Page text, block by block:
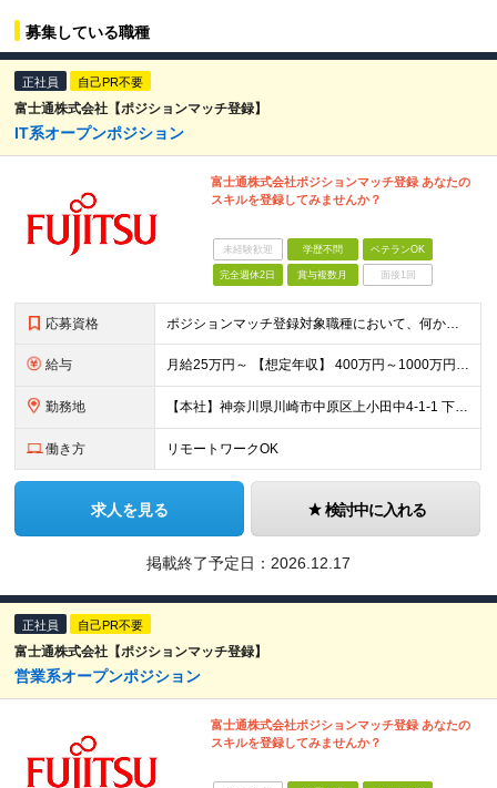
募集している職種
正社員 自己PR不要
富士通株式会社【ポジションマッチ登録】
IT系オープンポジション
富士通株式会社ポジションマッチ登録 あなたの
スキルを登録してみませんか？
未経験歓迎 学歴不問 ベテランOK
完全週休2日 賞与複数月 面接1回
応募資格
給与
勤務地
働き方 リモートワークOK
求人を見る 検討中に入れる
掲載終了予定日：2026.12.17
正社員 自己PR不要
富士通株式会社【ポジションマッチ登録】
営業系オープンポジション
富士通株式会社ポジションマッチ登録 あなたの
スキルを登録してみませんか？